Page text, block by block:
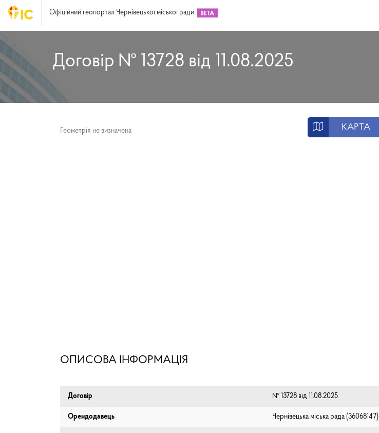
Офіційний геопортал Чернівецької міської ради
Договір № 13728 від 11.08.2025
КАРТА
Геометрія не визначена
ОПИСОВА ІНФОРМАЦІЯ
Договір № 13728 від 11.08.2025
Орендодавець Чернівецька міська рада (⁨36068147⁩)